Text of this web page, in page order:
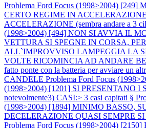
Problema Ford Focus (1998>2004) [249]
CERTO REGIME IN
ACCELERAZIONE (sembra andare a 3
(1998>2004) [494] NON SI AVVIA IL
VETTURA SI SPEGNE IN CORSA,
ALL`IMPROVVISO LAMPEGGIA LA
VOLTE RICOMINCIA AD ANDARE
fatto ponte con la batteria per avviare un
CANDELE Problema Ford Focus
(1998>2004) [1201] SI PRESENTANO I
notevolmente3) CASI:> 3 casi capitati §
(1998>2004) [1894] MINIMO BASSO,
DECELERAZIONE QUASI SEMPRE SI
Problema Ford Focus (1998>2004)